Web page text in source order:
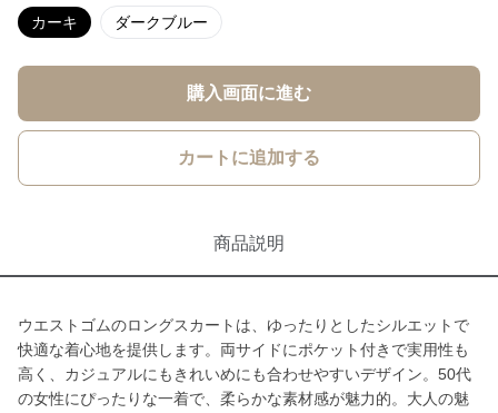
カーキ ダークブルー
購入画面に進む
カートに追加する
商品説明
ウエストゴムのロングスカートは、ゆったりとしたシルエットで
快適な着心地を提供します。両サイドにポケット付きで実用性も
高く、カジュアルにもきれいめにも合わせやすいデザイン。50代
の女性にぴったりな一着で、柔らかな素材感が魅力的。大人の魅